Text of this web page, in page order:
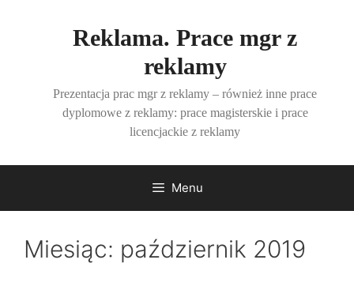
Reklama. Prace mgr z
reklamy
Prezentacja prac mgr z reklamy – również inne prace
dyplomowe z reklamy: prace magisterskie i prace
licencjackie z reklamy
Menu
Miesiąc: październik 2019